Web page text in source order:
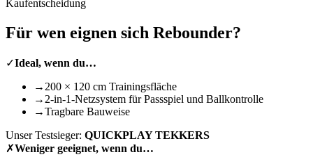
Kaufentscheidung
Für wen eignen sich Rebounder?
✓Ideal, wenn du…
→ 200 × 120 cm Trainingsfläche
→ 2-in-1-Netzsystem für Passspiel und Ballkontrolle
→Tragbare Bauweise
Unser Testsieger: QUICKPLAY TEKKERS
✗Weniger geeignet, wenn du…